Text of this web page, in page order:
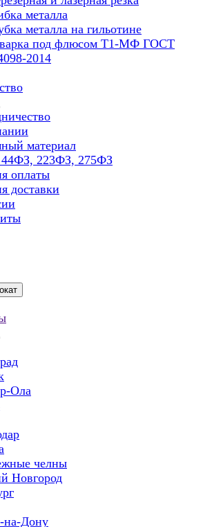
металла
металла на гильотине
под флюсом Т1-МФ ГОСТ
2014
материал
44ФЗ, 223ФЗ, 275ФЗ
оплаты
доставки
Ола
челны
Новгород
на-Дону